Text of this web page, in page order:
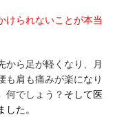
けられないことが本当
から足が軽くなり、月
も肩も痛みが楽になり
何でしょう？ そして医
た。